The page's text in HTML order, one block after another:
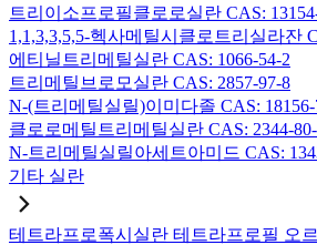
트리이소프로필클로로실란 CAS:
1,1,3,3,5,5-헥사메틸시클로트리실라잔
에티닐트리메틸실란 CAS: 1066-54-2
트리메틸브로모실란 CAS: 2857-97-8
N-(트리메틸실릴)이미다졸 CAS: 18156-
클로로메틸트리메틸실란 CAS: 2344-80-
N-트리메틸실릴아세트아미드 CAS:
기타 실란
테트라프로폭시실란 테트라프로필 오